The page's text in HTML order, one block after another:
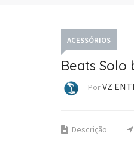
ACESSÓRIOS
Beats Solo
PorVZ
Descrição